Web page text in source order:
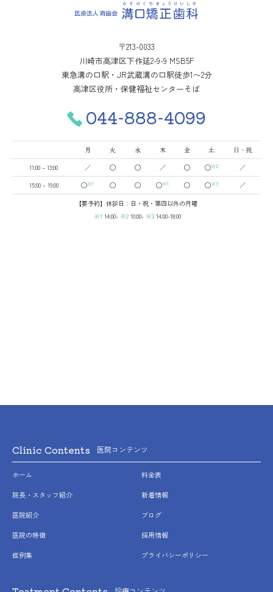
機能性や審美性を重視するため、公的健康保険対象外の自費診
療となり、保険診療よりも高額になります。
1～2週間で慣れることが多いです。
治療期間は症例により異なりますが、成人矯正や永久歯が全て
生えそろっている場合は、一般的に1年半～3年を要します。小
児矯正においては、混合歯列期（乳歯と永久歯が混在する時
期）に行なう第1期治療で1～2年、永久歯が全て生えそろった
歯の動き方には個人差があるため、治療期間が予想より長期化
装置や顎間ゴムの扱い方、定期的な通院など、矯正治療では患
者さまのご協力がたいへん重要であり、それらが治療結果や治
療期間に影響します。
治療中は、装置がついているため歯が磨きにくくなります。虫
歯や歯周病のリスクが高まるので、丁寧な歯磨きや定期メンテ
矯正装置を誤飲する可能性があります。
りが生じる可能性が高くなります。
物など）の作製や虫歯治療などをやり直す可能性があります。
顎の成長発育により、歯並びや噛み合わせが変化する可能性が
治療後に、親知らずの影響で歯並びや噛み合わせが変化する可
能性があります。
〒213-0033
川崎市高津区下作延2-9-9 MSB5F
東急溝の口駅・JR武蔵溝の口駅徒歩1〜2分
高津区役所・保健福祉センターそば
044-888-4099
月 火 水 木 金 土
日・祝
11:00 – 13:00
／ ◯ ◯ ／ ◯ ◯※2
／
15:00 – 19:00
◯※1 ◯ ◯ ◯※1 ◯ ◯※3
／
【要予約】休診日：日・祝・第四以外の月曜
14:00-
10:00- 14:00-18:00
Clinic Contents 医院コンテンツ
ホーム
院長・スタッフ紹介
医院紹介
医院の特徴
症例集
料金表
新着情報
ブログ
採用情報
プライバシーポリシー